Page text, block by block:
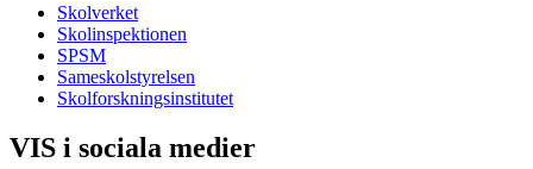
Skolverket
Skolinspektionen
SPSM
Sameskolstyrelsen
Skolforskningsinstitutet
VIS i sociala medier